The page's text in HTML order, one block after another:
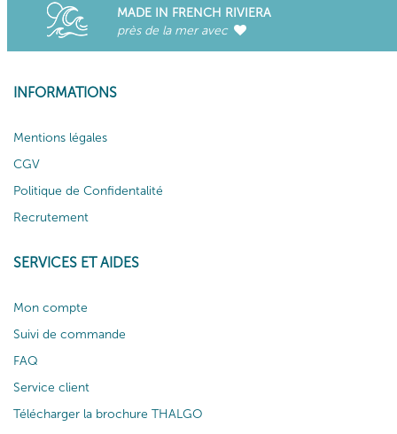
MADE IN FRENCH RIVIERA
près de la mer avec
INFORMATIONS
Mentions légales
CGV
Politique de Confidentalité
Recrutement
SERVICES ET AIDES
Mon compte
Suivi de commande
FAQ
Service client
Télécharger la brochure THALGO